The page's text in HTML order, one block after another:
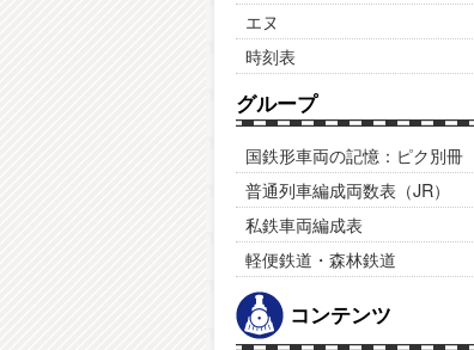
エヌ
時刻表
グループ
国鉄形車両の記憶：ピク別冊
普通列車編成両数表（JR）
私鉄車両編成表
軽便鉄道・森林鉄道
コンテンツ